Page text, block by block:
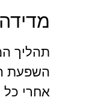
השפעת
אחרי כל